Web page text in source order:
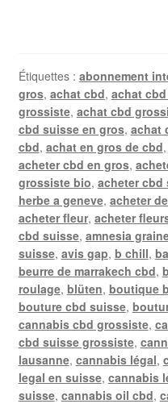
Étiquettes : abonnement
gros, achat cbd, achat
grossiste, achat cbd
cbd suisse en gros, achat
cbd, achat en gros de cbd,
acheter cbd en gros,
grossiste bio, acheter cbd
herbe a geneve, acheter
acheter fleur, acheter
cbd suisse, amnesia
suisse, avis gap, b chill,
beurre de marrakech cbd,
roulage, blüten, boutique
bouture cbd suisse,
cannabis cbd grossiste,
cbd suisse grossiste,
lausanne, cannabis légal,
legal en suisse, cannabis
suisse, cannabis oil cbd,